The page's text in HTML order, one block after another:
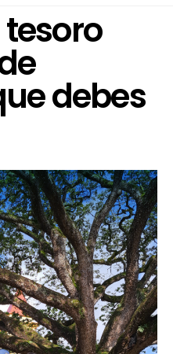
tesoro
debes